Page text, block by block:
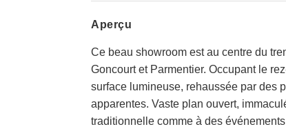
aperçu
Ce beau showroom est au centre du
Goncourt et Parmentier. Occupant le
surface lumineuse, rehaussée par des
apparentes. Vaste plan ouvert,
traditionnelle comme à des